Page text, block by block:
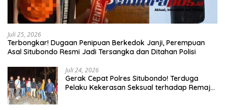
Juli 25, 2026
Terbongkar! Dugaan Penipuan Berkedok Janji, Perempuan
Asal Situbondo Resmi Jadi Tersangka dan Ditahan Polisi
Juli 24, 2026
Gerak Cepat Polres Situbondo! Terduga
Pelaku Kekerasan Seksual terhadap Remaja